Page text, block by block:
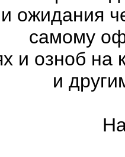
ожидания
самому
и озноб на
и